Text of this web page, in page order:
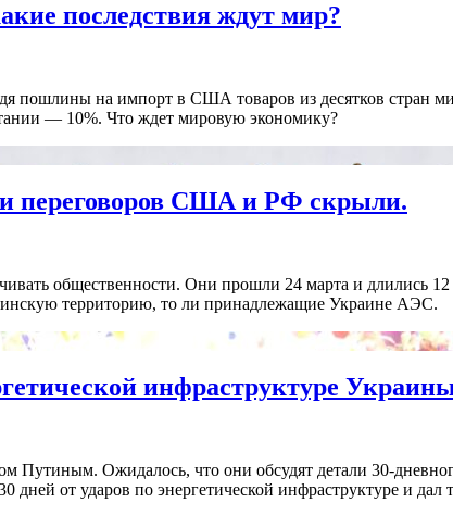
последствия ждут мир?
пошлины на импорт в США товаров из десятков стран
— 10%. Что ждет мировую экономику?
переговоров США и РФ скрыли.
общественности. Они прошли 24 марта и длились 12
территорию, то ли принадлежащие Украине АЭС.
инфраструктуре
Ожидалось, что они обсудят детали 30-
от ударов по энергетической инфраструктуре и